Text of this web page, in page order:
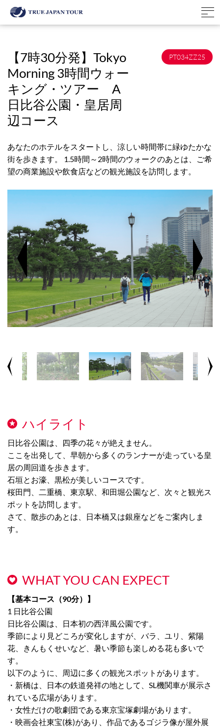
【7時30分発】Tokyo
Morning 3時間ウォー
キング・ツアー A
日比谷公園・皇居周
辺コース
PT034ZZ25
あなたのホテルをスタートし、涼しい時間帯に緑ゆたかな
街を歩きます。 1.5時間～2時間のウォークのあとは、ご希
望の商業施設や飲食店などの観光施設を訪問します。
ハイライト
日比谷公園は、四季の花々が絶えません。
ここを出発して、早朝から多くのランナーが走っている皇
居の周回道を歩きます。
石垣とお濠、黒松が美しいコースです。
桜田門、二重橋、東京駅、和田堀公園など、次々と観光ス
ポットを訪問します。
さて、散歩のあとは、日本橋又は銀座などをご案内しま
す。
WHAT YOU CAN EXPECT
【基本コース（90分）】
1 日比谷公園
日比谷公園は、日本初の西洋風公園です。
季節により見どころが変化しますが、バラ、ユリ、紫陽
花、きんもくせいなど、暑い季節も楽しめる花も多いで
す。
以下のように、周辺に多くの観光スポットがあります。
・新橋は、日本の鉄道発祥の地として、SL機関車が展示さ
れている広場があります。
・女性だけの歌劇団である東京宝塚劇場があります。
・映画会社東宝(株)があり、作品であるゴジラ像が屋外展